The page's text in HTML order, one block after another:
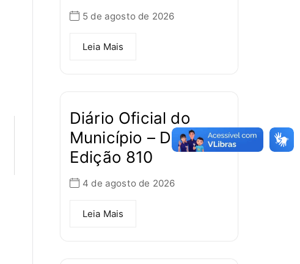
5 de agosto de 2026
Leia Mais
Diário Oficial do
Município – DOM-E –
Edição 810
4 de agosto de 2026
Leia Mais